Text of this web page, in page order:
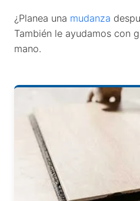
¿Planea una mudanza
También le ayudamos con
mano.